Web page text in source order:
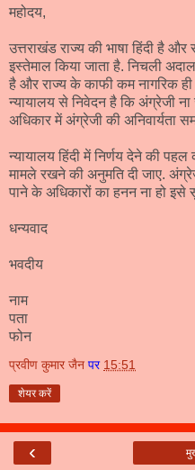
महोदय,
उत्तराखंड राज्य की भाषा हिंदी है और
इस्तेमाल किया जाता है. निचली
है और राज्य के काफी कम नागरिक
न्यायालय से निवेदन है कि अंग्रेजी ना
अधिकार में अंग्रेजी की अनिवार्यता
न्यायालय हिंदी में निर्णय देने की
मामले रखने की अनुमति दी जाए.
पाने के अधिकारों का हनन ना हो इसे
धन्यवाद
भवदीय
नाम
पता
फोन
प्रवीण कुमार जैन पर 15:51
शेयर करें
‹